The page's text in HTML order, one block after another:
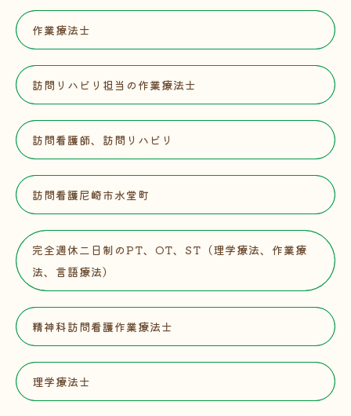
作業療法士
訪問リハビリ担当の作業療法士
訪問看護師、訪問リハビリ
訪問看護尼崎市水堂町
完全週休二日制のPT、OT、ST（理学療法、作業療
法、言語療法）
精神科訪問看護作業療法士
理学療法士